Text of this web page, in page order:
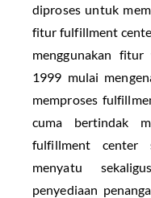
diproses untuk
fitur fulfillment
menggunakan
1999 mulai
memproses
cuma bertindak
fulfillment center
menyatu
penyediaan